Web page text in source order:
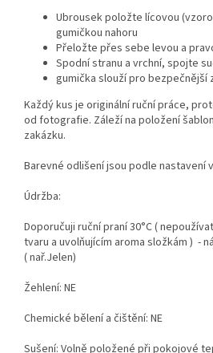
Ubrousek položte lícovou
gumičkou nahoru
Přeložte přes sebe levou a
Spodní stranu a vrchní, spojte
gumička slouží pro bezpečnější
Každý kus je originální ruční práce,
od fotografie. Záleží na položení
zakázku.
Barevné odlišení jsou podle nastavení
Údržba:
Doporučuji ruční praní 30°C (
tvaru a uvolňujícím aroma složkám ) -
( nař.Jelen)
Žehlení: NE
Chemické bělení a čištění: NE
Sušení: Volně položené při pokojové